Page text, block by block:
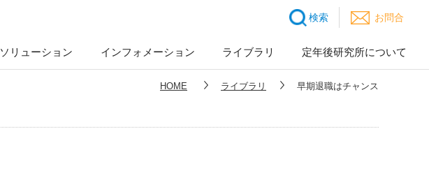
検索 お問合
ソリューション インフォメーション ライブラリ 定年後研究所について
HOME ライブラリ 早期退職はチャンス